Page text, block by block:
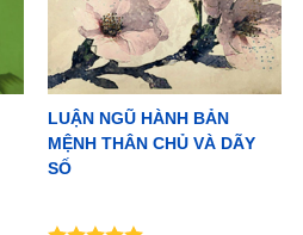
LUẬN NGŨ HÀNH BẢN
MỆNH THÂN CHỦ VÀ DÃY
SỐ